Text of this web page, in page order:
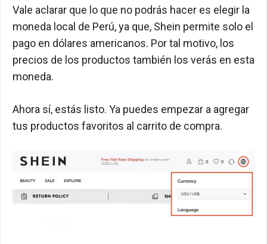
Vale aclarar que lo que no podrás hacer es elegir la
moneda local de Perú, ya que, Shein permite solo el
pago en dólares americanos. Por tal motivo, los
precios de los productos también los verás en esta
moneda.
Ahora sí, estás listo. Ya puedes empezar a agregar
tus productos favoritos al carrito de compra.